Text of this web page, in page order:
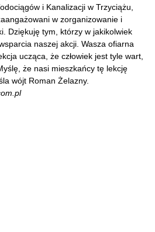
i Kanalizacji w Trzyciążu,
w zorganizowanie i
Dziękuję tym, którzy w jakikolwiek
naszej akcji. Wasza ofiarna
ucząca, że człowiek jest tyle wart,
że nasi mieszkańcy tę lekcję
wójt Roman Żelazny.